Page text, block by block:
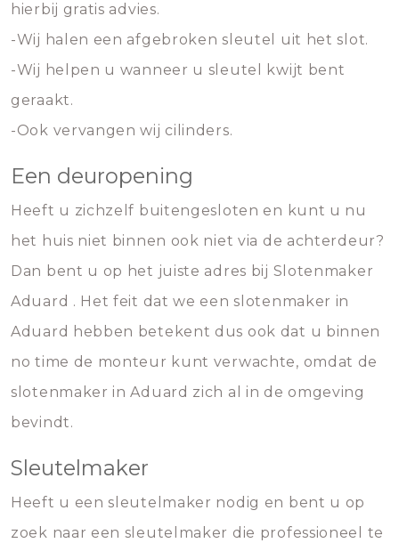
hierbij gratis advies.
-Wij halen een afgebroken sleutel uit het slot.
-Wij helpen u wanneer u sleutel kwijt bent
geraakt.
-Ook vervangen wij cilinders.
Een deuropening
Heeft u zichzelf buitengesloten en kunt u nu
het huis niet binnen ook niet via de achterdeur?
Dan bent u op het juiste adres bij Slotenmaker
Aduard . Het feit dat we een slotenmaker in
Aduard hebben betekent dus ook dat u binnen
no time de monteur kunt verwachte, omdat de
slotenmaker in Aduard zich al in de omgeving
bevindt.
Sleutelmaker
Heeft u een sleutelmaker nodig en bent u op
zoek naar een sleutelmaker die professioneel te